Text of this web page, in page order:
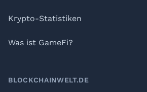
Krypto-Statistiken
Was ist GameFi?
BLOCKCHAINWELT.DE